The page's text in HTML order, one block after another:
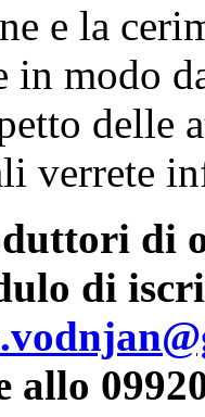
e la
in modo
delle
verrete
di
di
allo